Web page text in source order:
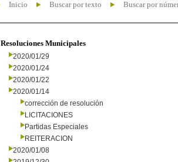
Inicio Buscar por texto Buscar por
Resoluciones Municipales
2020/01/29
2020/01/24
2020/01/22
2020/01/14
corrección de resolución
LICITACIONES
Partidas Especiales
REITERACION
2020/01/08